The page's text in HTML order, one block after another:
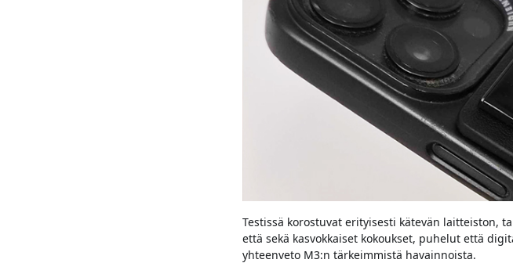
Testissä korostuvat erityisesti kätevän laitteiston,
että sekä kasvokkaiset kokoukset, puhelut että
yhteenveto M3:n tärkeimmistä havainnoista.